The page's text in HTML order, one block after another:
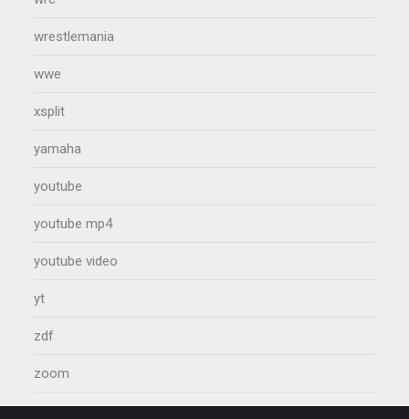
wrestlemania
wwe
xsplit
yamaha
youtube
youtube mp4
youtube video
yt
zdf
zoom